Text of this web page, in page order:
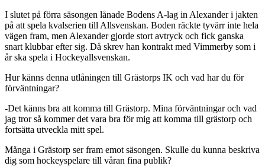
I slutet på förra säsongen lånade Bodens A-lag in Alexander i jakten
på att spela kvalserien till Allsvenskan. Boden räckte tyvärr inte hela
vägen fram, men Alexander gjorde stort avtryck och fick ganska
snart klubbar efter sig. Då skrev han kontrakt med Vimmerby som i
år ska spela i Hockeyallsvenskan.
Hur känns denna utlåningen till Grästorps IK och vad har du för
förväntningar?
-Det känns bra att komma till Grästorp. Mina förväntningar och vad
jag tror så kommer det vara bra för mig att komma till grästorp och
fortsätta utveckla mitt spel.
Många i Grästorp ser fram emot säsongen. Skulle du kunna beskriva
dig som hockeyspelare till våran fina publik?